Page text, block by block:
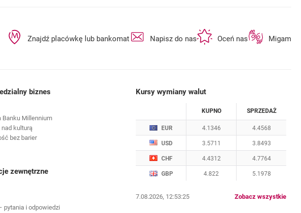
Znajdź placówkę lub bankomatotwiera się w nowej karcie
Napisz do nasotwiera się w nowej karcie
Oceń nasotwiera się w
Migam
Kursy wymiany walut
Kursy wymiany walut. Data aktualizacji:
KUPNO SPRZEDAŻ
EUR 4.1346 4.4568
USD 3.5711 3.8493
CHF 4.4312 4.7764
GBP 4.822 5.1978
7.08.2026, 12:53:25 Zobacz wszystkie
biznes
Banku Millennium
kulturą
bez barier
zewnętrzne
pytania i odpowiedzi